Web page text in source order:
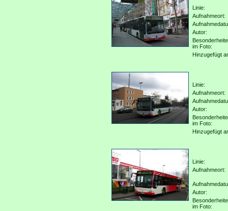
Linie:
Aufnahmeort:
Autor:
im Foto:
Hinzugefügt
Linie:
Aufnahmeort:
Autor:
im Foto:
Hinzugefügt
Linie:
Aufnahmeort:
Autor:
im Foto: